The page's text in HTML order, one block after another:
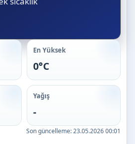
En Yüksek
0°C
Yağış
-
Son güncelleme:23.05.2026 00:01